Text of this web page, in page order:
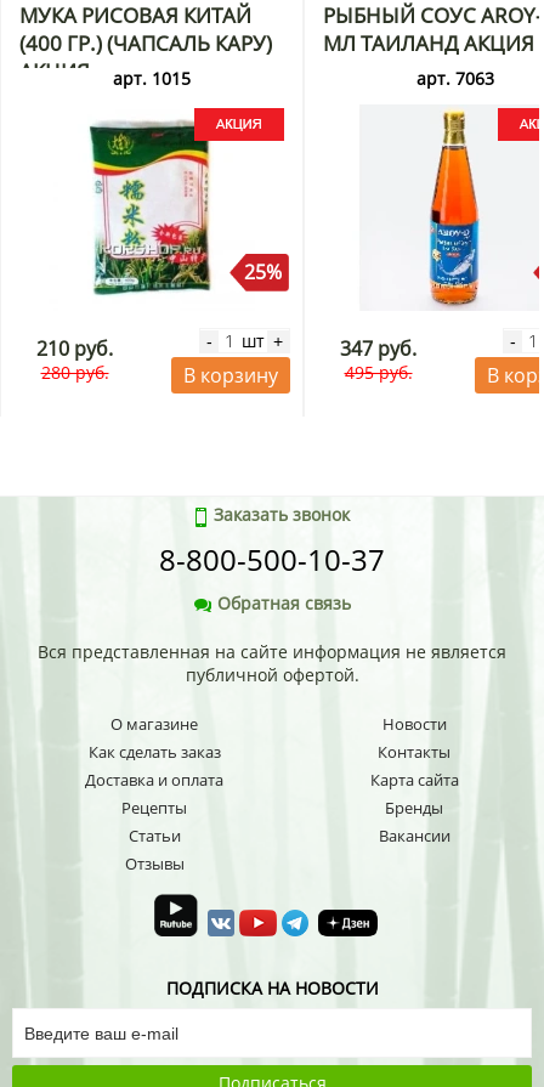
МУКА РИСОВАЯ КИТАЙ
(400 ГР.) (ЧАПСАЛЬ КАРУ)
АКЦИЯ
арт. 1015
25%
210 руб.
280 руб.
- шт +
В корзину
РЫБНЫЙ СОУС AROY-
МЛ ТАИЛАНД АКЦИЯ
арт. 7063
347 руб.
495 руб.
-
В
Заказать звонок
8-800-500-10-37
Обратная связь
Вся представленная на сайте информация не является
публичной офертой.
О магазине
Как сделать заказ
Доставка и оплата
Рецепты
Статьи
Отзывы
Новости
Контакты
Карта сайта
Бренды
Вакансии
ПОДПИСКА НА НОВОСТИ